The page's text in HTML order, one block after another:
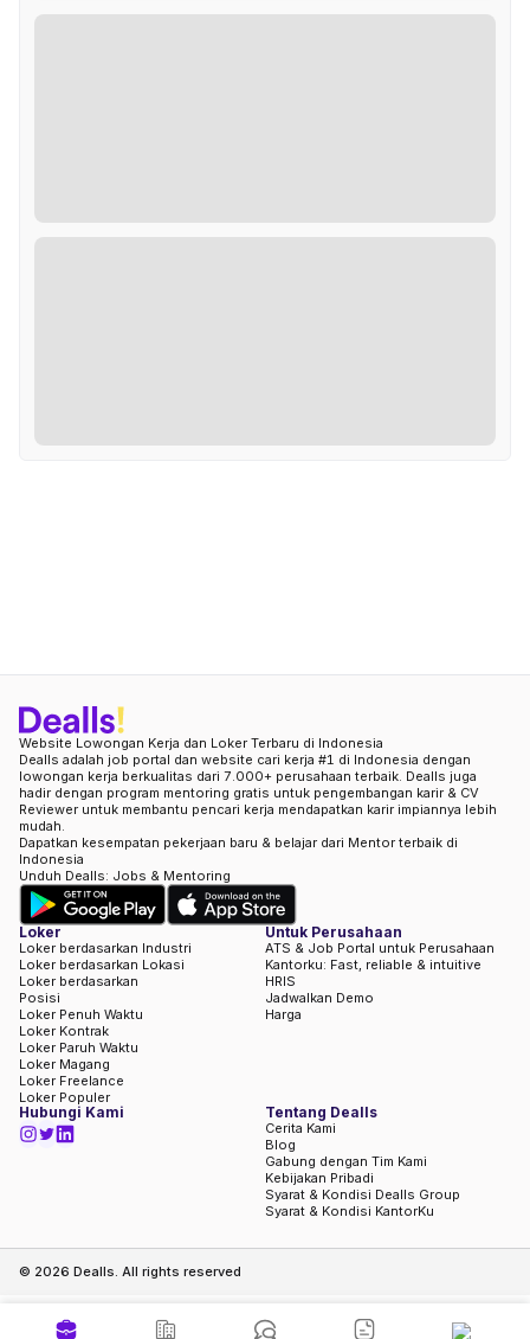
Website Lowongan Kerja dan Loker Terbaru di Indonesia
Dealls adalah job portal dan website cari kerja #1 di Indonesia dengan
lowongan kerja berkualitas dari 7.000+ perusahaan terbaik. Dealls juga
hadir dengan program mentoring gratis untuk pengembangan karir & CV
Reviewer untuk membantu pencari kerja mendapatkan karir impiannya lebih
mudah.
Dapatkan kesempatan pekerjaan baru & belajar dari Mentor terbaik di
Indonesia
Unduh Dealls: Jobs & Mentoring
Loker
Loker berdasarkan Industri
Loker berdasarkan Lokasi
Loker berdasarkan
Posisi
Loker Penuh Waktu
Loker Kontrak
Loker Paruh Waktu
Loker Magang
Loker Freelance
Loker Populer
Untuk Perusahaan
ATS & Job Portal untuk Perusahaan
Kantorku: Fast, reliable & intuitive
HRIS
Jadwalkan Demo
Harga
Hubungi Kami Tentang Dealls
Cerita Kami
Blog
Gabung dengan Tim Kami
Kebijakan Pribadi
Syarat & Kondisi Dealls Group
Syarat & Kondisi KantorKu
© 2026 Dealls. All rights reserved